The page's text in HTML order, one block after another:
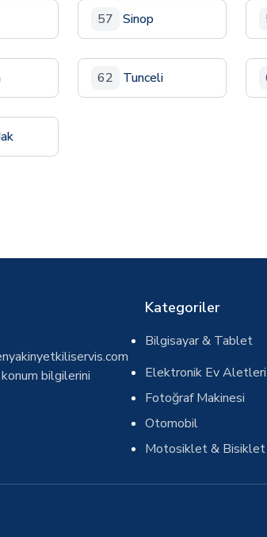
57 Sinop
62 Tunceli
bilgilerini
Kategoriler
Bilgisayar & Tablet
Elektronik Ev Aletleri
Fotoğraf Makinesi
Otomobil
Motosiklet & Bisiklet